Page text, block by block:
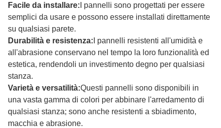
Facile da installare:I pannelli sono progettati per essere
semplici da usare e possono essere installati direttamente
su qualsiasi parete.
Durabilità e resistenza:I pannelli resistenti all'umidità e
all'abrasione conservano nel tempo la loro funzionalità ed
estetica, rendendoli un investimento degno per qualsiasi
stanza.
Varietà e versatilità:Questi pannelli sono disponibili in
una vasta gamma di colori per abbinare l'arredamento di
qualsiasi stanza; sono anche resistenti a sbiadimento,
macchia e abrasione.